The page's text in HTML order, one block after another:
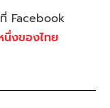
Facebook
งของไทย